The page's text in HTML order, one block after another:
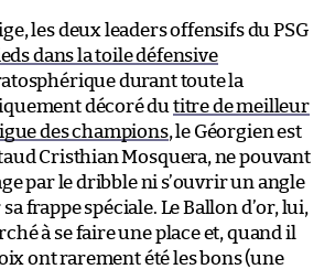
les deux leaders offensifs du PSG
dans la toile défensive
durant toute la
décoré du titre de meilleur
des champions, le Géorgien est
Cristhian Mosquera, ne pouvant
par le dribble ni s’ouvrir un angle
frappe spéciale. Le Ballon d’or, lui,
à se faire une place et, quand il
ont rarement été les bons (une